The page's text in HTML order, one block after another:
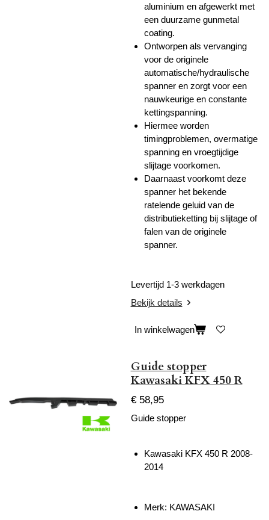
aluminium en afgewerkt met
een duurzame gunmetal
coating.
Ontworpen als vervanging
voor de originele
automatische/hydraulische
spanner en zorgt voor een
nauwkeurige en constante
kettingspanning.
Hiermee worden
timingproblemen, overmatige
spanning en vroegtijdige
slijtage voorkomen.
Daarnaast voorkomt deze
spanner het bekende
ratelende geluid van de
distributieketting bij slijtage of
falen van de originele
spanner.
Levertijd 1-3 werkdagen
Bekijk details
In winkelwagen
Guide stopper
Kawasaki KFX 450 R
€ 58,95
Guide stopper
Kawasaki KFX 450 R 2008-
2014
Merk: KAWASAKI